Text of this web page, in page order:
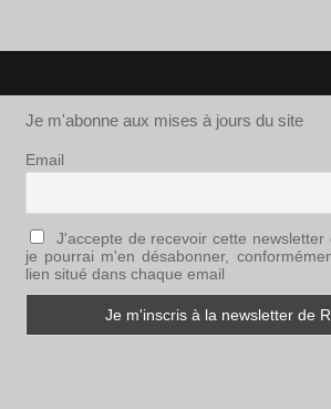
Je m'abonne aux mises à jours du site
Email
J'accepte de recevoir cette
je pourrai m'en désabonner,
lien situé dans chaque email